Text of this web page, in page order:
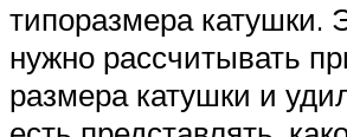
типоразмера катушки.
нужно рассчитывать
размера катушки и